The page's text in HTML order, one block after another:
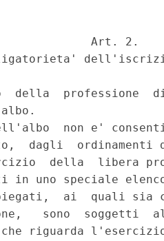
Art. 2.
della  professione
non e'
dagli  ordinamenti
della  libera
uno speciale
ai  quali sia
sono  soggetti
riguarda